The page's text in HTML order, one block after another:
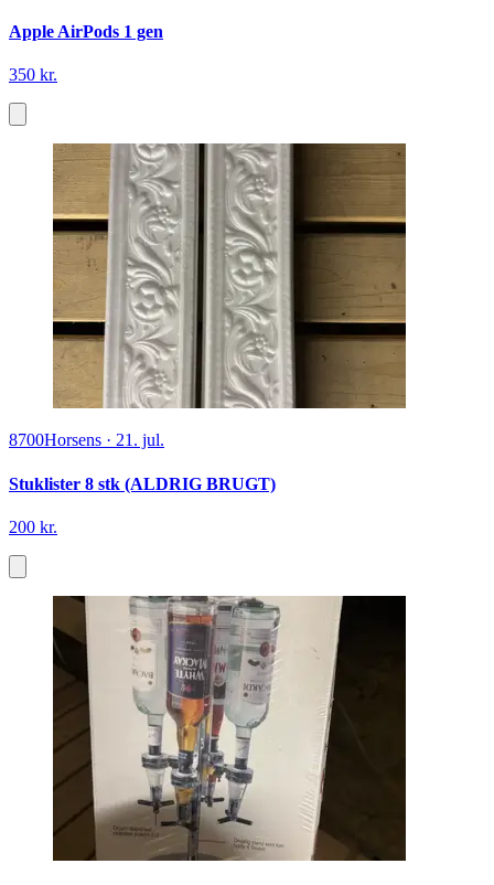
Apple AirPods 1 gen
350 kr.
8700Horsens · 21. jul.
Stuklister 8 stk (ALDRIG BRUGT)
200 kr.